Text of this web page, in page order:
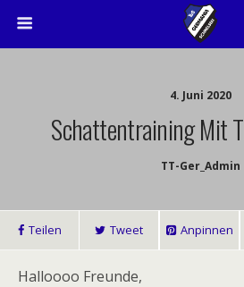
4. Juni 2020
Schattentraining Mit
TT-Ger_Admin
Teilen Tweet Anpinnen
Halloooo Freunde,